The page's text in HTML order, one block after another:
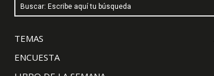
Buscar: Escribe aquí tu búsqueda
TEMAS
ENCUESTA